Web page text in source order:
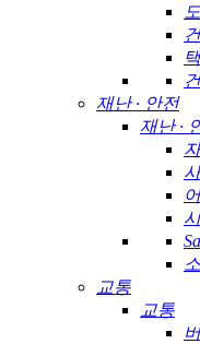
재난 · 안전
재난 ·
교통
교통